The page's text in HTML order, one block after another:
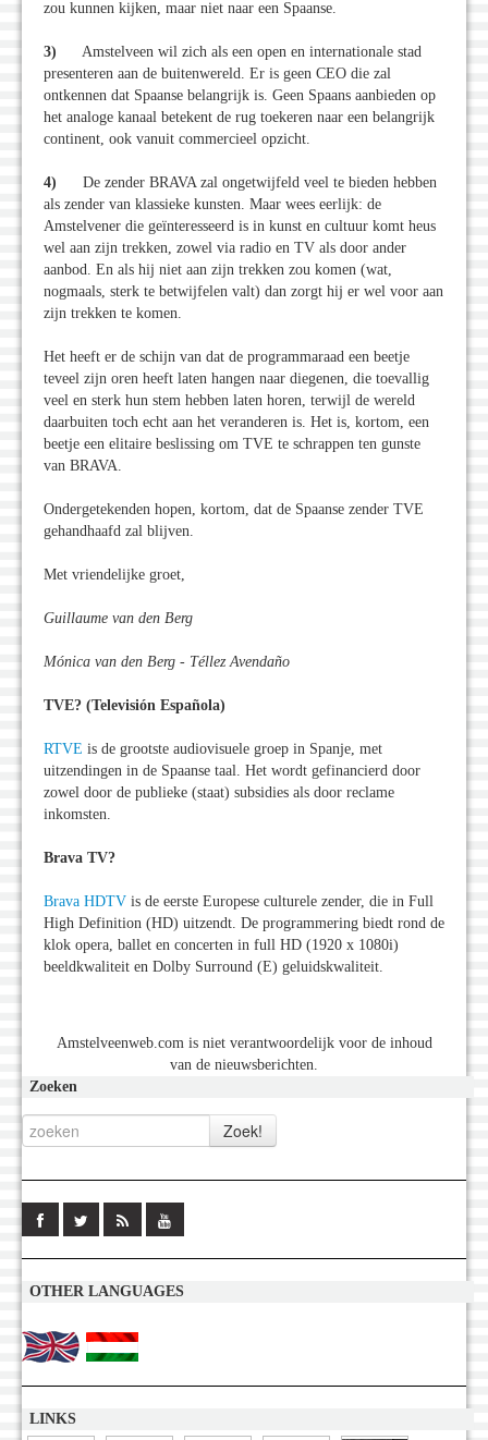
zou kunnen kijken, maar niet naar een Spaanse.
3) Amstelveen wil zich als een open en internationale stad
presenteren aan de buitenwereld. Er is geen CEO die zal
ontkennen dat Spaanse belangrijk is. Geen Spaans aanbieden op
het analoge kanaal betekent de rug toekeren naar een belangrijk
continent, ook vanuit commercieel opzicht.
4) De zender BRAVA zal ongetwijfeld veel te bieden hebben
als zender van klassieke kunsten. Maar wees eerlijk: de
Amstelvener die geïnteresseerd is in kunst en cultuur komt heus
wel aan zijn trekken, zowel via radio en TV als door ander
aanbod. En als hij niet aan zijn trekken zou komen (wat,
nogmaals, sterk te betwijfelen valt) dan zorgt hij er wel voor aan
zijn trekken te komen.
Het heeft er de schijn van dat de programmaraad een beetje
teveel zijn oren heeft laten hangen naar diegenen, die toevallig
veel en sterk hun stem hebben laten horen, terwijl de wereld
daarbuiten toch echt aan het veranderen is. Het is, kortom, een
beetje een elitaire beslissing om TVE te schrappen ten gunste
van BRAVA.
Ondergetekenden hopen, kortom, dat de Spaanse zender TVE
gehandhaafd zal blijven.
Met vriendelijke groet,
Guillaume van den Berg
Mónica van den Berg - Téllez Avendaño
TVE? (Televisión Española)
RTVE is de grootste audiovisuele groep in Spanje, met
uitzendingen in de Spaanse taal. Het wordt gefinancierd door
zowel door de publieke (staat) subsidies als door reclame
inkomsten.
Brava TV?
Brava HDTV is de eerste Europese culturele zender, die in Full
High Definition (HD) uitzendt. De programmering biedt rond de
klok opera, ballet en concerten in full HD (1920 x 1080i)
beeldkwaliteit en Dolby Surround (E) geluidskwaliteit.
Amstelveenweb.com is niet verantwoordelijk voor de inhoud
van de nieuwsberichten.
Zoeken
OTHER LANGUAGES
LINKS